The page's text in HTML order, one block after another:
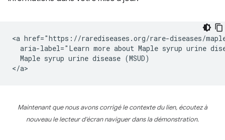
<a href="https://rarediseases.org/rare-diseases/
aria-label="Learn more about Maple syrup urine
  Maple syrup urine disease (MSUD)
Maintenant que nous avons corrigé le contexte du lien, écoutez à
nouveau le lecteur d'écran naviguer dans la démonstration.